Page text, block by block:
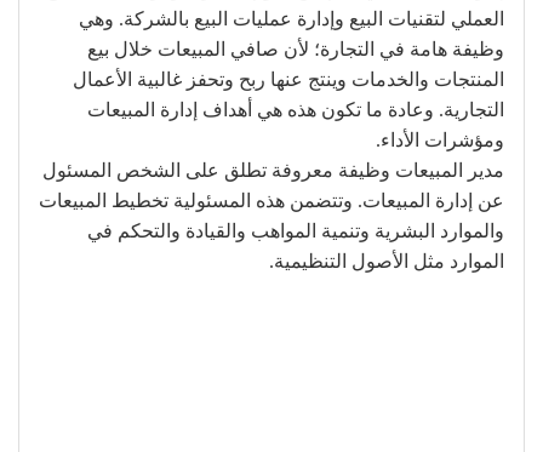
العملي لتقنيات البيع وإدارة عمليات البيع بالشركة. وهي
وظيفة هامة في التجارة؛ لأن صافي المبيعات خلال بيع
المنتجات والخدمات وينتج عنها ربح وتحفز غالبية الأعمال
التجارية. وعادة ما تكون هذه هي أهداف إدارة المبيعات
ومؤشرات الأداء.
مدير المبيعات وظيفة معروفة تطلق على الشخص المسئول
عن إدارة المبيعات. وتتضمن هذه المسئولية تخطيط المبيعات
والموارد البشرية وتنمية المواهب والقيادة والتحكم في
الموارد مثل الأصول التنظيمية.